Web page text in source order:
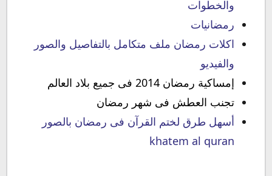
والخطوات
رمضانيات
اكلات رمضان ملف متكامل بالتفاصيل والصور
والفيديو
إمساكية رمضان 2014 فى جميع بلاد العالم
تجنب العطش فى شهر رمضان
أسهل طرق لختم القرآن فى رمضان بالصور
khatem al quran